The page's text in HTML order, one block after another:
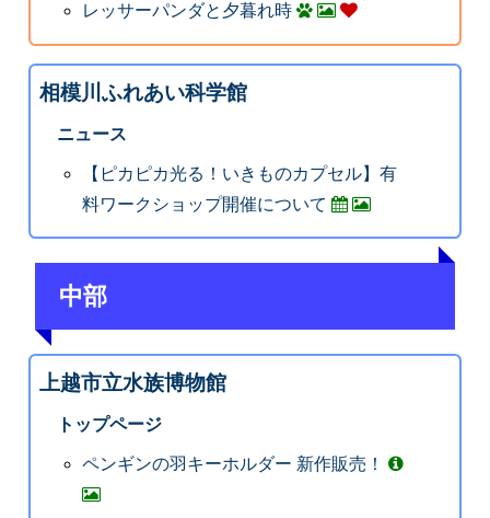
レッサーパンダと夕暮れ時
相模川ふれあい科学館
ニュース
【ピカピカ光る！いきものカプセル】有
料ワークショップ開催について
中部
上越市立水族博物館
トップページ
ペンギンの羽キーホルダー 新作販売！